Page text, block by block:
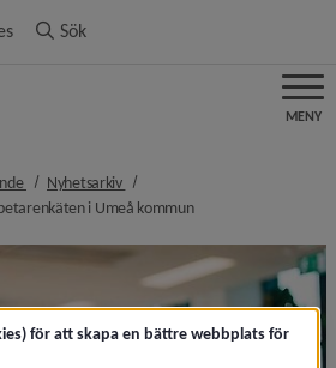
Sök
MENY
nivå i brödsmulenavigeringen
Nyhetsarkiv nivå i brödsmulenavigeringen
i Umeå kommunnivå i
för att skapa en bättre webbplats för